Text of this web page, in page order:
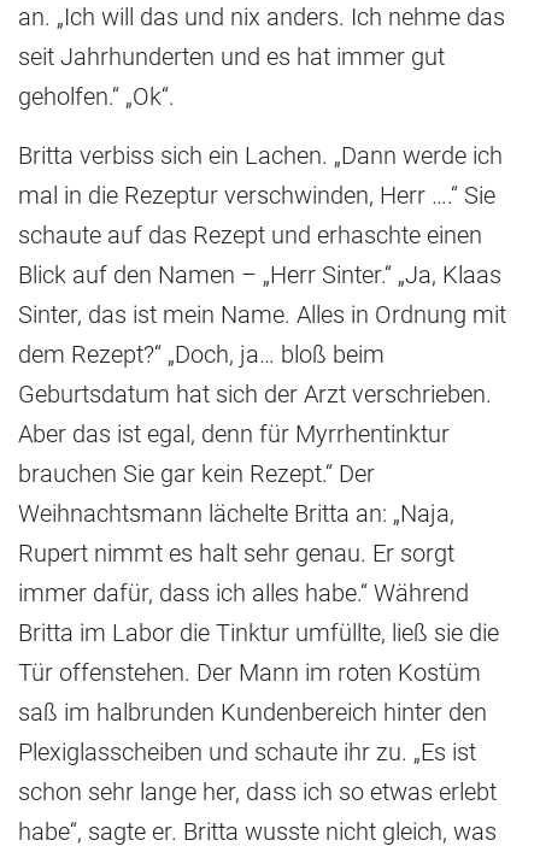
an. „Ich will das und nix anders. Ich nehme das
seit Jahrhunderten und es hat immer gut
geholfen.“ „Ok“.
Britta verbiss sich ein Lachen. „Dann werde ich
mal in die Rezeptur verschwinden, Herr ….“ Sie
schaute auf das Rezept und erhaschte einen
Blick auf den Namen – „Herr Sinter.“ „Ja, Klaas
Sinter, das ist mein Name. Alles in Ordnung mit
dem Rezept?“ „Doch, ja… bloß beim
Geburtsdatum hat sich der Arzt verschrieben.
Aber das ist egal, denn für Myrrhentinktur
brauchen Sie gar kein Rezept.“ Der
Weihnachtsmann lächelte Britta an: „Naja,
Rupert nimmt es halt sehr genau. Er sorgt
immer dafür, dass ich alles habe.“ Während
Britta im Labor die Tinktur umfüllte, ließ sie die
Tür offenstehen. Der Mann im roten Kostüm
saß im halbrunden Kundenbereich hinter den
Plexiglasscheiben und schaute ihr zu. „Es ist
schon sehr lange her, dass ich so etwas erlebt
habe“, sagte er. Britta wusste nicht gleich, was